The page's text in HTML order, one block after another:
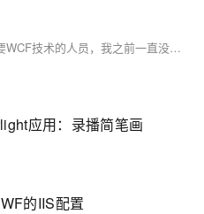
最近看到网上招聘有许多都需要WCF技术的人员，我之前一直没接触过这个东西，以后工作中难免会遇到，所谓笨鸟先飞，于是我就一探究竟，便有了这边文章。由于是初学WCF没有深入研究其原理，只是写了一个demo留着以后，如果哪里写的不对希望大佬们能指出批评。
应用：录播简笔画
的IIS配置